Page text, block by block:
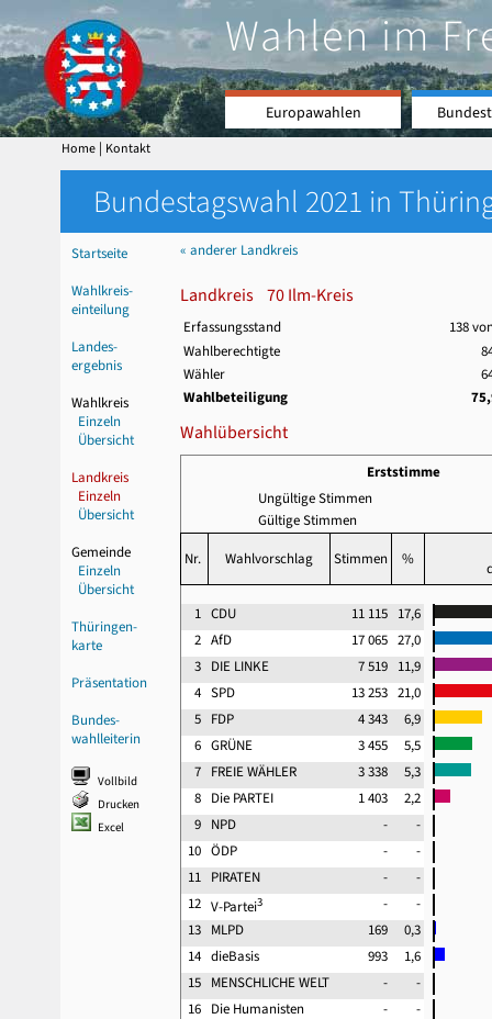
Wahlen im
Europawahlen
Home | Kontakt
Bundestagswahl 2021 in
Startseite
Wahlkreis-
einteilung
Landes-
ergebnis
Wahlkreis
Einzeln
Übersicht
Landkreis
Einzeln
Übersicht
Gemeinde
Einzeln
Übersicht
Thüringen-
karte
Präsentation
Bundes-
wahlleiterin
Vollbild
Drucken
Excel
« anderer Landkreis
Landkreis 70 Ilm-Kreis
Erfassungsstand
138
Wahlberechtigte
Wähler
Wahlbeteiligung
Wahlübersicht
Erststimme
Ungültige Stimmen
Gültige Stimmen
Nr. Wahlvorschlag Stimmen %
1 CDU 11 115 17,6
2 AfD 17 065 27,0
3 DIE LINKE 7 519 11,9
4 SPD 13 253 21,0
5 FDP 4 343
6,9
6 GRÜNE 3 455
5,5
7 FREIE WÄHLER 3 338
5,3
8 Die PARTEI 1 403
2,2
9 NPD -
-
10 ÖDP -
-
11 PIRATEN -
-
12 V-Partei3 -
-
13 MLPD 169
0,3
14 dieBasis 993
1,6
15 MENSCHLICHE WELT -
-
16 Die Humanisten -
-